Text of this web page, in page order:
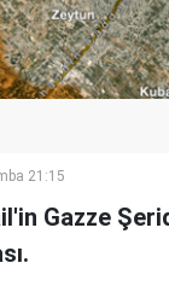
21:15
Gazze